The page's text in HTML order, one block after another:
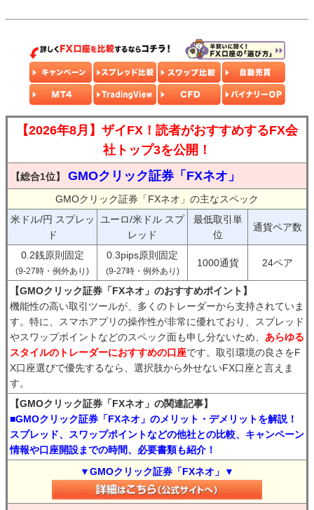
【2026年8月】ザイFX！読者がおすすめするFX会
社トップ3を公開！
【総合1位】 GMOクリック証券「FXネオ」
GMOクリック証券「FXネオ」の主なスペック
米ドル/円 スプレッ
ド
ユーロ/米ドル スプ
レッド
最低取引単
位
通貨ペア数
0.2銭原則固定
(9-27時・例外あり)
0.3pips原則固定
(9-27時・例外あり)
1000通貨 24ペア
【GMOクリック証券「FXネオ」のおすすめポイント】
機能性の高い取引ツールが、多くのトレーダーから支持されていま
す。特に、スマホアプリの操作性が非常に優れており、スプレッド
やスワップポイントなどのスペック面も申し分ないため、 あらゆる
スタイルのトレーダーにおすすめの口座です。取引環境の良さをF
X口座選びで優先するなら、選択肢から外せないFX口座と言えま
す。
【GMOクリック証券「FXネオ」の関連記事】
■GMOクリック証券「FXネオ」のメリット・デメリットを解説！
スプレッド、スワップポイントなどの他社との比較、キャンペーン
情報や口座開設までの時間、必要書類も紹介！
▼GMOクリック証券「FXネオ」▼